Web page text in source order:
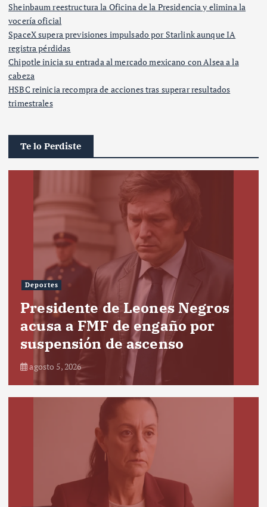
Sheinbaum reestructura la Oficina de la Presidencia y elimina la
vocería oficial
SpaceX supera previsiones impulsado por Starlink aunque IA
registra pérdidas
Chipotle inicia su entrada al mercado mexicano con Alsea a la
cabeza
HSBC reinicia recompra de acciones tras superar resultados
trimestrales
Te lo Perdiste
Deportes
Presidente de Leones Negros
acusa a FMF de engaño por
suspensión de ascenso
agosto 5, 2026